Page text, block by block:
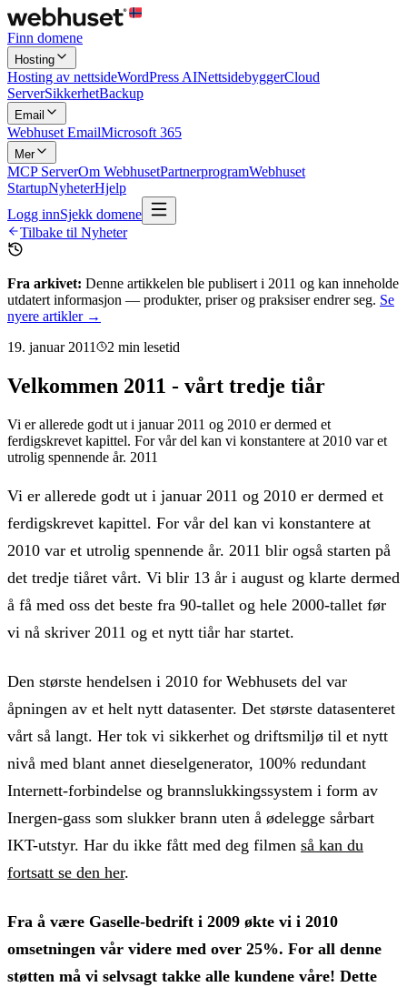
Finn domene
Hosting
Hosting av nettsideWordPress AINettsidebyggerCloud
ServerSikkerhetBackup
Email
Webhuset EmailMicrosoft 365
Mer
MCP ServerOm WebhusetPartnerprogramWebhuset
StartupNyheterHjelp
Logg innSjekk domene
Tilbake til Nyheter
Fra arkivet: Denne artikkelen ble publisert i 2011 og kan inneholde
utdatert informasjon — produkter, priser og praksiser endrer seg. Se
nyere artikler →
19. januar 2011
2 min lesetid
Velkommen 2011 - vårt tredje tiår
Vi er allerede godt ut i januar 2011 og 2010 er dermed et
ferdigskrevet kapittel. For vår del kan vi konstantere at 2010 var et
utrolig spennende år. 2011
Vi er allerede godt ut i januar 2011 og 2010 er dermed et
ferdigskrevet kapittel. For vår del kan vi konstantere at
2010 var et utrolig spennende år. 2011 blir også starten på
det tredje tiåret vårt. Vi blir 13 år i august og klarte dermed
å få med oss det beste fra 90-tallet og hele 2000-tallet før
vi nå skriver 2011 og et nytt tiår har startet.
Den største hendelsen i 2010 for Webhusets del var
åpningen av et helt nytt datasenter. Det største datasenteret
vårt så langt. Her tok vi sikkerhet og driftsmiljø til et nytt
nivå med blant annet dieselgenerator, 100% redundant
Internett-forbindelse og brannslukkingssystem i form av
Inergen-gass som slukker brann uten å ødelegge sårbart
IKT-utstyr. Har du ikke fått med deg filmen så kan du
fortsatt se den her.
Fra å være Gaselle-bedrift i 2009 økte vi i 2010
omsetningen vår videre med over 25%. For all denne
støtten må vi selvsagt takke alle kundene våre! Dette